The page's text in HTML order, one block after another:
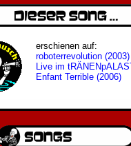
erschienen auf:
roboterrevolution (2003)
Live im
Enfant Terrible (2006)